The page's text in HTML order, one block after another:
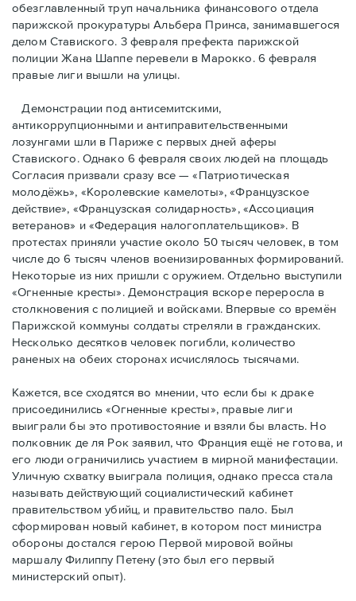
обезглавленный труп начальника финансового отдела
парижской прокуратуры Альбера Принса, занимавшегося
делом Cтавиского. 3 февраля префекта парижской
полиции Жана Шаппе перевели в Марокко. 6 февраля
правые лиги вышли на улицы.
Демонстрации под антисемитскими,
антикоррупционными и антиправительственными
лозунгами шли в Париже с первых дней аферы
Ставиского. Однако 6 февраля своих людей на площадь
Согласия призвали сразу все — «Патриотическая
молодёжь», «Королевские камелоты», «Французское
действие», «Французская солидарность», «Ассоциация
ветеранов» и «Федерация налогоплательщиков». В
протестах приняли участие около 50 тысяч человек, в том
числе до 6 тысяч членов военизированных формирований.
Некоторые из них пришли с оружием. Отдельно выступили
«Огненные кресты». Демонстрация вскоре переросла в
столкновения с полицией и войсками. Впервые со времён
Парижской коммуны солдаты стреляли в гражданских.
Несколько десятков человек погибли, количество
раненых на обеих сторонах исчислялось тысячами.
Кажется, все сходятся во мнении, что если бы к драке
присоединились «Огненные кресты», правые лиги
выиграли бы это противостояние и взяли бы власть. Но
полковник де ля Рок заявил, что Франция ещё не готова, и
его люди ограничились участием в мирной манифестации.
Уличную схватку выиграла полиция, однако пресса стала
называть действующий социалистический кабинет
правительством убийц, и правительство пало. Был
сформирован новый кабинет, в котором пост министра
обороны достался герою Первой мировой войны
маршалу Филиппу Петену (это был его первый
министерский опыт).